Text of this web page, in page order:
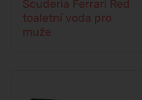
Scuderia Ferrari Red
toaletní voda pro
muže